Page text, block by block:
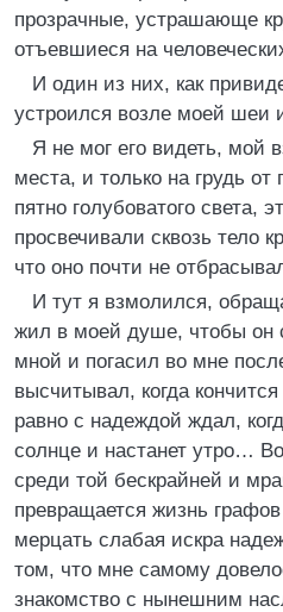
прозрачные, устрашающе
отъевшиеся на
И один из них, как
устроился возле моей шеи
Я не мог его видеть, мой
места, и только на грудь
пятно голубоватого света,
просвечивали сквозь тело
что оно почти не
И тут я взмолился,
жил в моей душе, чтобы он
мной и погасил во мне
высчитывал, когда
равно с надеждой ждал,
солнце и настанет утро…
среди той бескрайней и
превращается жизнь
мерцать слабая искра
том, что мне самому
знакомство с нынешним